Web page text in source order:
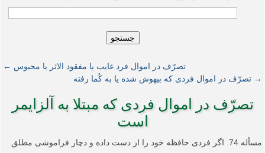
جستجو
تصرّف در اموال فرد غایب یا مفقود الاثر یا محبوس ←
→ تصرّف در اموال فردی که بیهوش شده یا به کُما رفته
تصرّف در اموال فردی که مبتلا به آلزایمر
است
مسأله 74. اگر فردی حافظه خود را از دست داده و دچار فراموشی مطلق